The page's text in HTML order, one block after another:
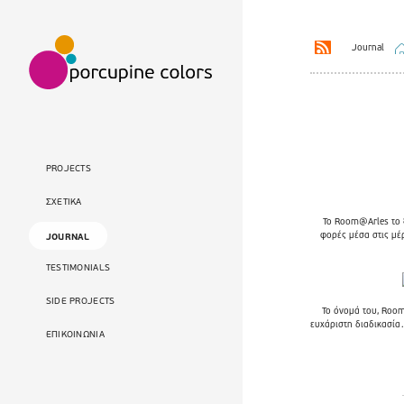
PROJECTS
ΣΧΕΤΙΚΑ
JOURNAL
TESTIMONIALS
SIDE PROJECTS
ΕΠΙΚΟΙΝΩΝΙΑ
Journal
Το Room@Arles το
φορές μέσα στις
Το όνομά του,
ευχάριστη διαδικασία